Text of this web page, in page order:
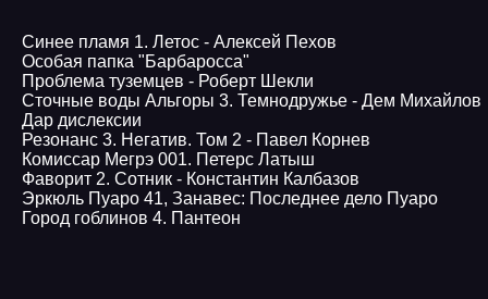
Синее пламя 1. Летос - Алексей Пехов
Особая папка "Барбаросса"
Проблема туземцев - Роберт Шекли
Сточные воды Альгоры 3. Темнодружье - Дем Михайлов
Дар дислексии
Резонанс 3. Негатив. Том 2 - Павел Корнев
Комиссар Мегрэ 001. Петерс Латыш
Фаворит 2. Сотник - Константин Калбазов
Эркюль Пуаро 41, Занавес: Последнее дело Пуаро
Город гоблинов 4. Пантеон